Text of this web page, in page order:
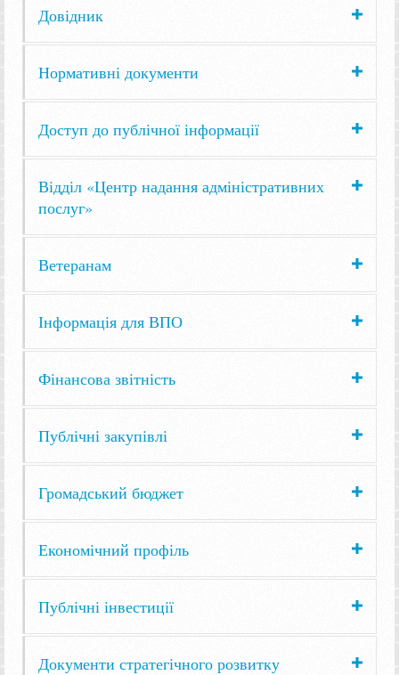
Довідник
Нормативні документи
Доступ до публічної інформації
Відділ «Центр надання адміністративних
послуг»
Ветеранам
Інформація для ВПО
Фінансова звітність
Публічні закупівлі
Громадський бюджет
Економічний профіль
Публічні інвестиції
Документи стратегічного розвитку